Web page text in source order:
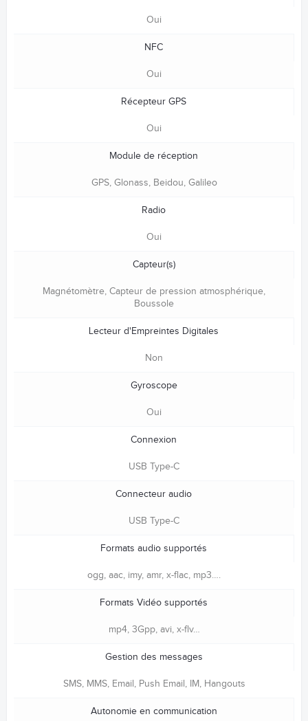
Oui
NFC
Oui
Récepteur GPS
Oui
Module de réception
GPS, Glonass, Beidou, Galileo
Radio
Oui
Capteur(s)
Magnétomètre, Capteur de pression atmosphérique,
Boussole
Lecteur d'Empreintes Digitales
Non
Gyroscope
Oui
Connexion
USB Type-C
Connecteur audio
USB Type-C
Formats audio supportés
ogg, aac, imy, amr, x-flac, mp3….
Formats Vidéo supportés
mp4, 3Gpp, avi, x-flv…
Gestion des messages
SMS, MMS, Email, Push Email, IM, Hangouts
Autonomie en communication